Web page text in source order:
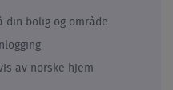
din bolig og område
av norske hjem